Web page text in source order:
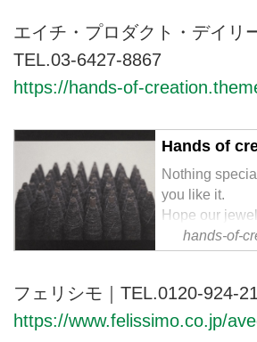
サイト・
です。オフィ
はの豊富な品
ント。
エイチ・プロダクト・デイリ
TEL.03-6427-8867
https://hands-of-
Hands of
Nothing
you like it.
Hope our
spice of every
hands-of-
フェリシモ｜ TEL.0120-924-
https://www.felissimo.co.jp/